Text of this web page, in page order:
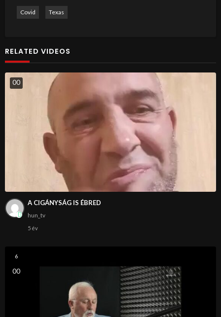
Covid Texas
RELATED VIDEOS
00
A CIGÁNYSÁG IS ÉBRED
hun_tv
5 év
6
00